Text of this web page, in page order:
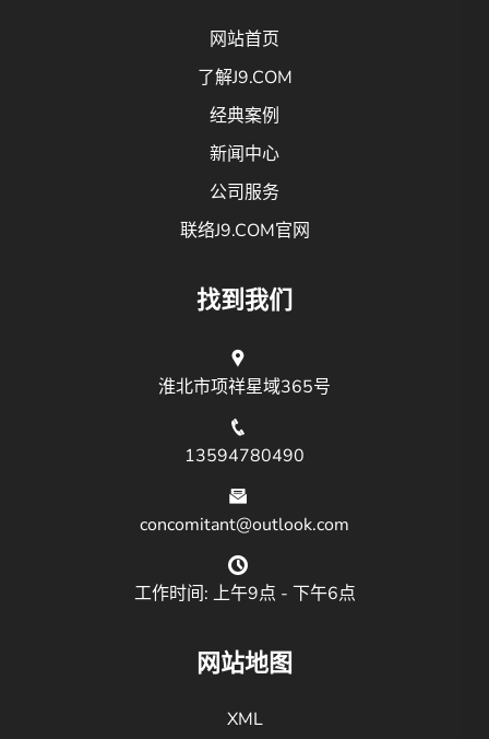
网站首页
了解J9.COM
经典案例
新闻中心
公司服务
联络J9.COM官网
找到我们
淮北市项祥星域365号
13594780490
concomitant@outlook.com
工作时间: 上午9点 - 下午6点
网站地图
XML